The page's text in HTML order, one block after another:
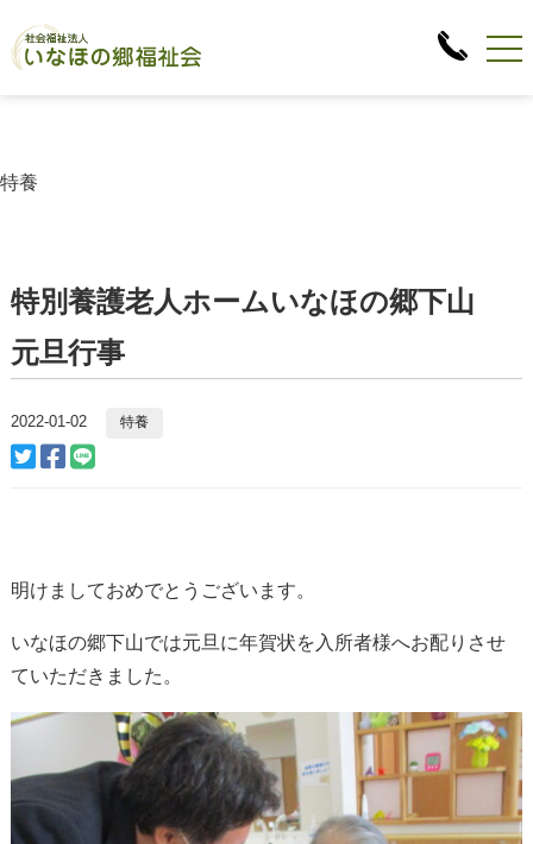
特養
特別養護老人ホームいなほの郷下山
元旦行事
2022-01-02 特養
明けましておめでとうございます。
いなほの郷下山では元旦に年賀状を入所者様へお配りさせ
ていただきました。